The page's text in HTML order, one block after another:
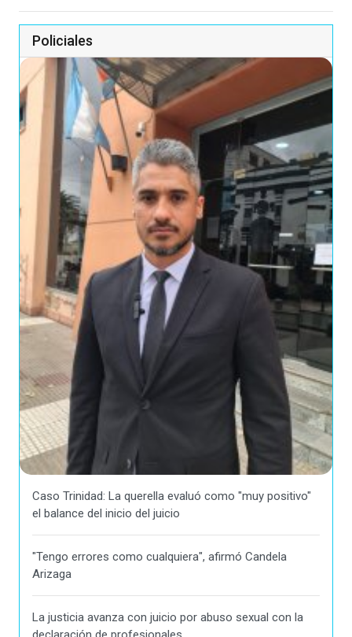
Policiales
Caso Trinidad: La querella evaluó como "muy positivo"
el balance del inicio del juicio
"Tengo errores como cualquiera", afirmó Candela
Arizaga
La justicia avanza con juicio por abuso sexual con la